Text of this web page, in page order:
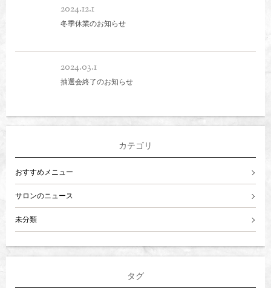
2024.12.1
冬季休業のお知らせ
2024.03.1
抽選会終了のお知らせ
カテゴリ
おすすめメニュー
サロンのニュース
未分類
タグ